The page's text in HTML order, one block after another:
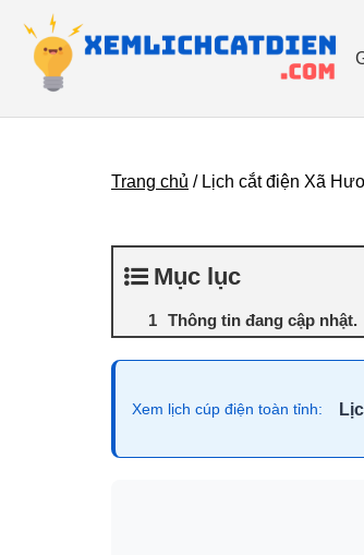
Trang chủ / Lịch cắt điện Xã
Mục lục
Thông tin đang cập nhật.
Xem lịch cúp điện toàn tỉnh: